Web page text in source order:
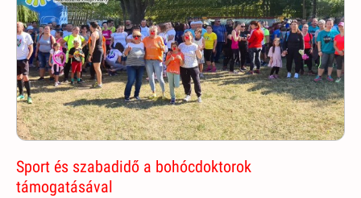
Sport és szabadidő a bohócdoktorok
támogatásával